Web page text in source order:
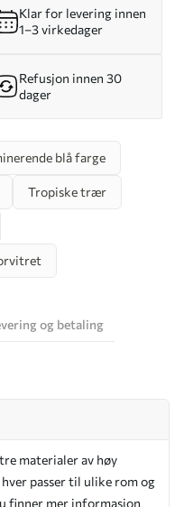
Klar for levering innen
1–3 virkedager
Refusjon innen 30
dager
blå farge
Tropiske trær
og betaling
materialer av høy
passer til ulike rom og
finner mer informasjon